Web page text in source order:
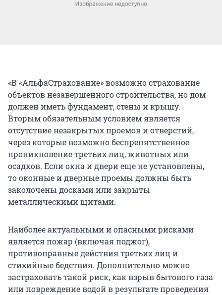
«В «АльфаСтрахование» возможно страхование
объектов незавершенного строительства, но дом
должен иметь фундамент, стены и крышу.
Вторым обязательным условием является
отсутствие незакрытых проемов и отверстий,
через которые возможно беспрепятственное
проникновение третьих лиц, животных или
осадков. Если окна и двери еще не установлены,
то оконные и дверные проемы должны быть
заколочены досками или закрыты
металлическими щитами.
Наиболее актуальными и опасными рисками
является пожар (включая поджог),
противоправные действия третьих лиц и
стихийные бедствия. Дополнительно можно
застраховать такой риск, как взрыв бытового газа
или повреждение водой в результате проведения